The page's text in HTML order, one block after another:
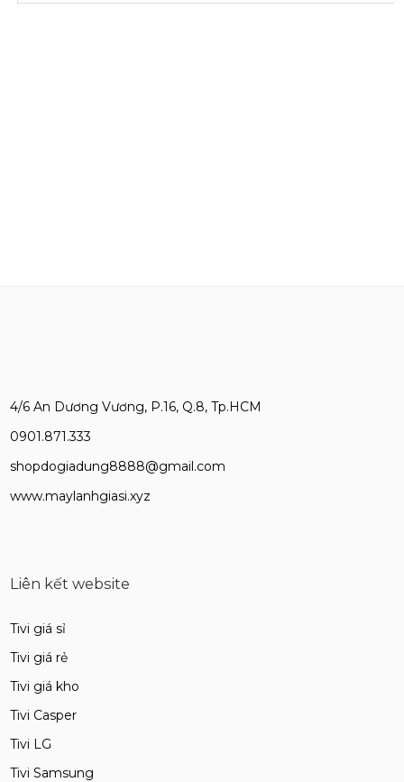
4/6 An Dương Vương, P.16, Q.8, Tp.HCM
0901.871.333
shopdogiadung8888@gmail.com
www.maylanhgiasi.xyz
Liên kết website
Tivi giá sỉ
Tivi giá rẻ
Tivi giá kho
Tivi Casper
Tivi LG
Tivi Samsung